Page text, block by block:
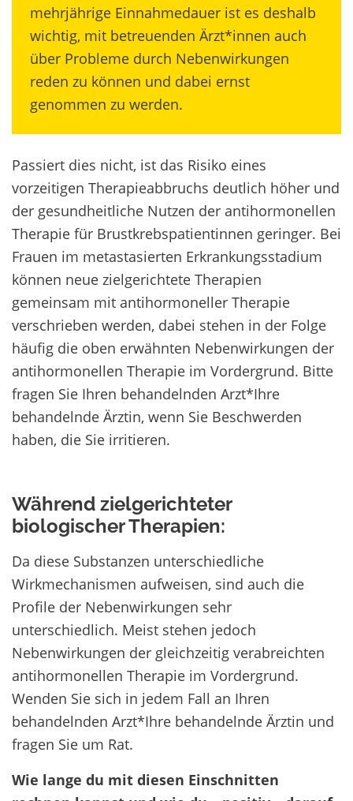
mehrjährige Einnahmedauer ist es deshalb
wichtig, mit betreuenden Ärzt*innen auch
über Probleme durch Nebenwirkungen
reden zu können und dabei ernst
genommen zu werden.
Passiert dies nicht, ist das Risiko eines
vorzeitigen Therapieabbruchs deutlich höher und
der gesundheitliche Nutzen der antihormonellen
Therapie für Brustkrebspatientinnen geringer. Bei
Frauen im metastasierten Erkrankungsstadium
können neue zielgerichtete Therapien
gemeinsam mit antihormoneller Therapie
verschrieben werden, dabei stehen in der Folge
häufig die oben erwähnten Nebenwirkungen der
antihormonellen Therapie im Vordergrund. Bitte
fragen Sie Ihren behandelnden Arzt*Ihre
behandelnde Ärztin, wenn Sie Beschwerden
haben, die Sie irritieren.
Während zielgerichteter
biologischer Therapien:
Da diese Substanzen unterschiedliche
Wirkmechanismen aufweisen, sind auch die
Profile der Nebenwirkungen sehr
unterschiedlich. Meist stehen jedoch
Nebenwirkungen der gleichzeitig verabreichten
antihormonellen Therapie im Vordergrund.
Wenden Sie sich in jedem Fall an Ihren
behandelnden Arzt*Ihre behandelnde Ärztin und
fragen Sie um Rat.
Wie lange du mit diesen Einschnitten